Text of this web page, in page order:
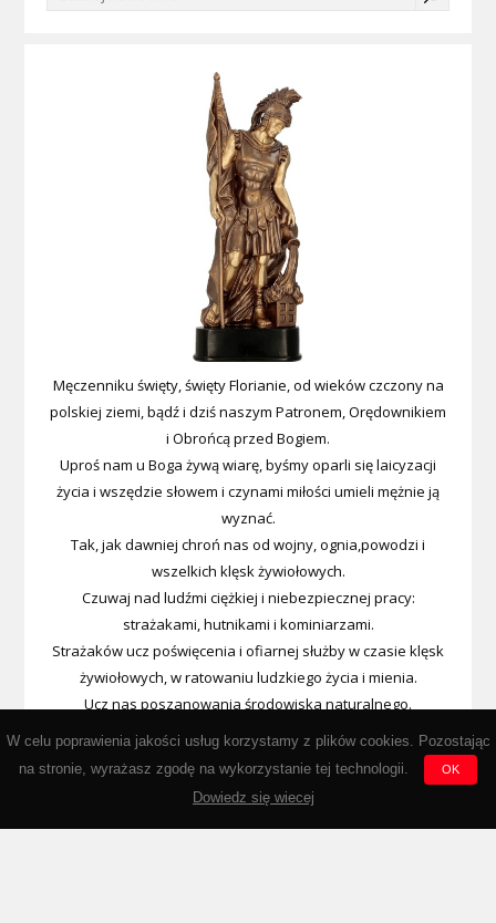
Męczenniku święty, święty Florianie, od wieków czczony na
polskiej ziemi, bądź i dziś naszym Patronem, Orędownikiem
i Obrońcą przed Bogiem.
Uproś nam u Boga żywą wiarę, byśmy oparli się laicyzacji
życia i wszędzie słowem i czynami miłości umieli mężnie ją
wyznać.
Tak, jak dawniej chroń nas od wojny, ognia,powodzi i
wszelkich klęsk żywiołowych.
Czuwaj nad ludźmi ciężkiej i niebezpiecznej pracy:
strażakami, hutnikami i kominiarzami.
Strażaków ucz poświęcenia i ofiarnej służby w czasie klęsk
żywiołowych, w ratowaniu ludzkiego życia i mienia.
Ucz nas poszanowania środowiska naturalnego.
Wypraszaj nam u Boga łaski i cnotę męstwa, abyśmy kiedyś
zasłużyli na wieczną nagrodę w niebie. Amen.
W celu poprawienia jakości usług korzystamy z plików cookies. Pozostając
na stronie, wyrażasz zgodę na wykorzystanie tej technologii.
OK
Dowiedz się wiecej